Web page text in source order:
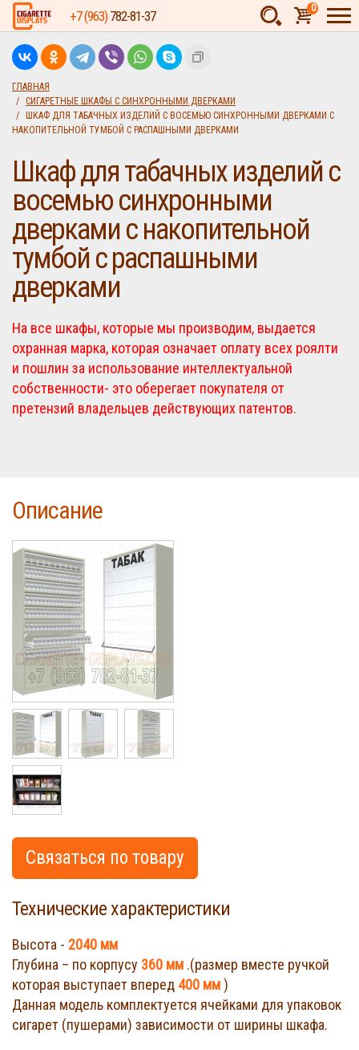
Cigarette
+7 (963)782-81-37 0
ГЛАВНАЯ
СИГАРЕТНЫЕ ШКАФЫ С СИНХРОННЫМИ ДВЕРКАМИ
ШКАФ ДЛЯ ТАБАЧНЫХ ИЗДЕЛИЙ С ВОСЕМЬЮ СИНХРОННЫМИ ДВЕРКАМИ С
НАКОПИТЕЛЬНОЙ ТУМБОЙ С РАСПАШНЫМИ ДВЕРКАМИ
Шкаф для табачных изделий с
восемью синхронными
дверками с накопительной
тумбой с распашными
дверками
На все шкафы, которые мы производим, выдается
охранная марка, которая означает оплату всех роялти
и пошлин за использование интеллектуальной
собственности- это оберегает покупателя от
претензий владельцев действующих патентов.
Описание
Связаться по товару
Технические характеристики
Высота - 2040 мм
Глубина – по корпусу 360 мм .(размер вместе ручкой
которая выступает вперед 400 мм)
Данная модель комплектуется ячейками для упаковок
сигарет (пушерами) зависимости от ширины шкафа.